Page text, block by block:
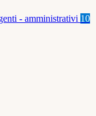
- amministrativi 10